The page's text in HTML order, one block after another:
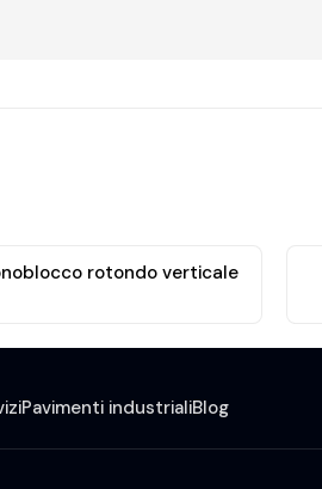
rotondo verticale
Pavimenti industrialiBlog